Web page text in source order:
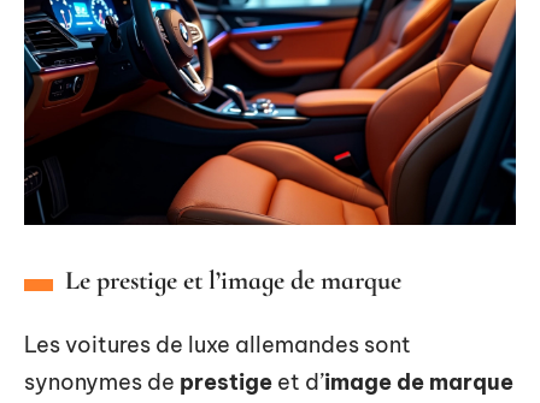
Le prestige et l’image de marque
Les voitures de luxe allemandes sont
synonymes de prestige et d’image de marque